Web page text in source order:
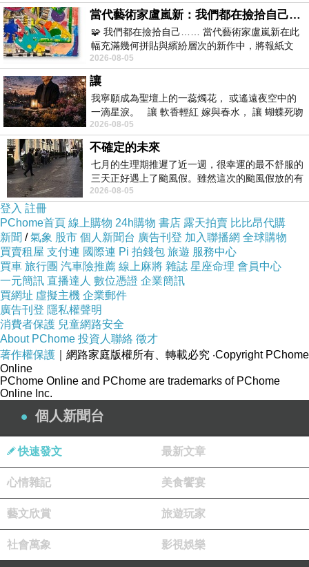
出，維生素B3、B5、B6、B9和B12的良好水準，可
能有助於睡眠的質量，因為它們有可以調節體內氨
基酸及色氨酸的水準，從而説明身體產生誘導睡眠
的褪黑激素。 尤其是維生素B12在褪黑激素的產生
中發生至關重要的作用。 身體的“睡眠荷爾蒙”褪黑
激素可以説明你在晚上入睡，直到早上享受深度休
息。
如何通過均衡飲食，補充人體所需維生素B族？
俄羅斯慾望口香糖 Gersian Gulf Girl 催情巧克力 性
藥口香糖 春藥口香糖
粉 Lovegra 女用威而鋼 puama 愛巢粉 催情奶茶 卡
宴催情粉 ks gold 印度女神之戀 女性性粉 女用偉哥
在日常的飲食中已經包含了大量的維生素B類物質，
只是很多人在飲食上不均衡，導致需要額外補充。
B族維生素廣泛存在於肉類、牛奶、蔬菜、粗糧、發
酵食品中。 比如，全麥中B族維生素的量是精白麵
粉的7-8倍。 隨著人們對精細化食物攝入量的增
加，以及一些不均衡飲食習慣的出現，有些人的確
因攝入維生素B族不足而表現出相應的癥狀，如口角
炎、舌炎、皮炎、眼炎、腹瀉、腳氣病（一種以心
臟為主要特徵的疾病）
如果臨床有缺乏維生素B的癥狀，改變飲食結構是第
一要務。 此外，適度服用含B群的營養補充品，也
是日常保健的另一選擇。 但是務必按照使用說明或
者醫生的囑咐使用，不能過量食用。 若過度或依賴
補充維生素B族，反而會讓身體誤以為不累而繼續工
作，造成對身體傷害。
當代藝術家盧嵐新：我們都在撿拾自己，將散落的情緒與碎片，拼回生命完整的輪廓
🧩 我們都在撿拾自己…… 當代藝術家盧嵐新在此
幅充滿幾何拼貼與繽紛層次的新作中，將報紙文
字、彩色剪紙與明亮顏料層層
2026-08-05
讓
我寧願成為聖壇上的一蕊燭花， 或遙遠夜空中的
一滴星淚。 讓 軟香輕紅 嫁與春水， 讓 蝴蝶死吻
夏日最後一瓣玫瑰， 讓
2026-08-05
不確定的未來
七月的生理期推遲了近一週，很幸運的最不舒服的
三天正好遇上了颱風假。雖然這次的颱風假放的有
點虛，因為風雨不大，但這也是最想要的
2026-08-05
登入 註冊
PChome首頁 線上購物 24h購物 書店 露天拍賣 比比昂代購
新聞 /氣象 股市 個人新聞台 廣告刊登 加入聯播網 全球購物
買賣租屋 支付連 國際連 Pi 拍錢包 旅遊 服務中心
買車 旅行團 汽車險推薦 線上麻將 雜誌 星座命理 會員中心
一元簡訊 直播達人 數位憑證 企業簡訊
買網址 虛擬主機 企業郵件
廣告刊登 隱私權聲明
消費者保護 兒童網路安全
About PChome 投資人聯絡 徵才
著作權保護 ｜網路家庭版權所有、轉載必究 ‧Copyright PChome
Online
PChome Online and PChome are trademarks of PChome
Online Inc.
個人新聞台
快速發文 最新文章
心情雜記 美食饗宴
藝文欣賞 旅遊玩家
社會萬象 影視娛樂